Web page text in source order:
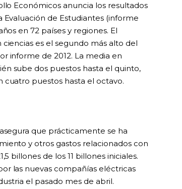
Económicos anuncia los resultados
de Estudiantes (informe
en 72 países y regiones. El
es el segundo más alto del
informe de 2012. La media en
sube dos puestos hasta el quinto,
puestos hasta el octavo.
que prácticamente se ha
y otros gastos relacionados con
billones de los 11 billones iniciales.
las nuevas compañías eléctricas
el pasado mes de abril.